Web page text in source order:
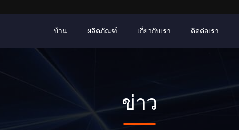
บ้าน ผลิตภัณฑ์ เกี่ยวกับเรา ติดต่อเรา
ข่าว